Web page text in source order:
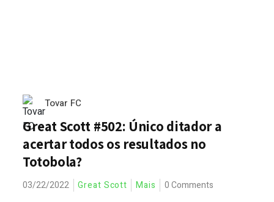
Tovar FC
Great Scott #502: Único ditador a
acertar todos os resultados no
Totobola?
03/22/2022 Great Scott Mais 0 Comments